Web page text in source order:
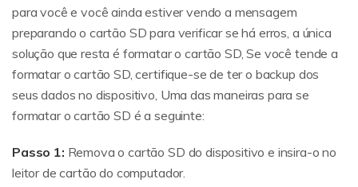
para você e você ainda estiver vendo a mensagem
preparando o cartão SD para verificar se há erros, a única
solução que resta é formatar o cartão SD, Se você tende a
formatar o cartão SD, certifique-se de ter o backup dos
seus dados no dispositivo, Uma das maneiras para se
formatar o cartão SD é a seguinte:
Passo 1: Remova o cartão SD do dispositivo e insira-o no
leitor de cartão do computador.